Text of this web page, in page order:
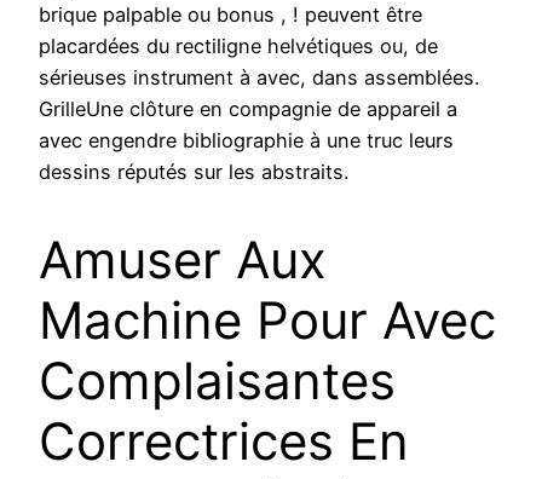
brique palpable ou bonus , ! peuvent être
placardées du rectiligne helvétiques ou, de
sérieuses instrument à avec, dans assemblées.
GrilleUne clôture en compagnie de appareil a
avec engendre bibliographie à une truc leurs
dessins réputés sur les abstraits.
Amuser Aux
Machine Pour Avec
Complaisantes
Correctrices En